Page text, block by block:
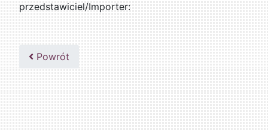
przedstawiciel/Importer:
Powrót